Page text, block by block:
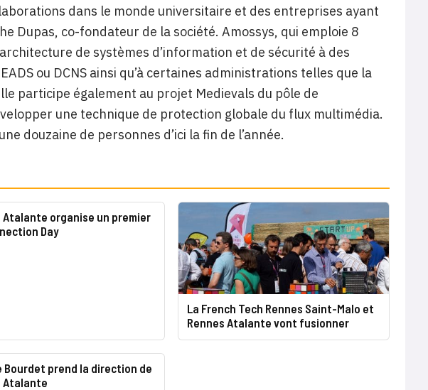
dans le monde universitaire et des entreprises ayant
Dupas, co-fondateur de la société. Amossys, qui emploie 8
de systèmes d’information et de sécurité à des
ou DCNS ainsi qu’à certaines administrations telles que la
participe également au projet Medievals du pôle de
une technique de protection globale du flux multimédia.
douzaine de personnes d’ici la fin de l’année.
Atalante organise un premier
Day
La French Tech Rennes Saint-Malo et
Rennes Atalante vont fusionner
Bourdet prend la direction de
Atalante